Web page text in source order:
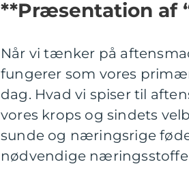
**Præsentation af
Når vi tænker på
fungerer som vores
dag. Hvad vi spiser til
vores krops og sindets
sunde og næringsrige
nødvendige